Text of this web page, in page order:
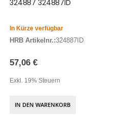
324887 324887ID
In Kürze verfügbar
HRB Artikelnr.:324887ID
57,06 €
Exkl. 19% Steuern
IN DEN WARENKORB